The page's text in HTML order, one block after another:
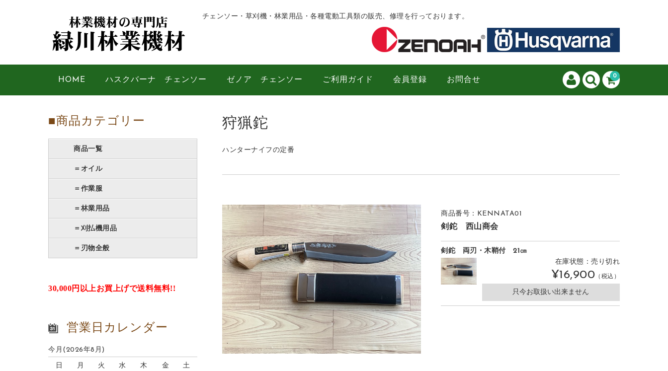
チェンソー・草刈機・林業用品・各種電動工具類の販売、修理を行っております。
0
HOME ハスクバーナ チェンソー ゼノア チェンソー ご利用ガイド 会員登録 お問合せ
狩猟鉈
ハンターナイフの定番
商品番号：KENNATA01
剣鉈 西山商会
剣鉈 両刃・木鞘付 21㎝
在庫状態：売り切れ
¥16,900 （税込）
只今お取扱い出来ません
■商品カテゴリー
商品一覧
＝オイル
＝作業服
＝林業用品
＝刈払機用品
＝刃物全般
30,000円以上お買上げで送料無料!!
営業日カレンダー
今月(2026年8月)
日 月 火 水 木 金 土